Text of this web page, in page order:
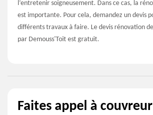
l’entretenir soigneusement. Dans ce cas, la
est importante. Pour cela, demandez un devis
différents travaux à faire. Le devis rénovation
par Demouss'Toit est gratuit.
Faites appel à couvreur